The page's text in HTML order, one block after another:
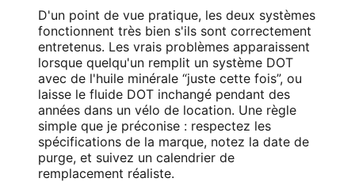
D'un point de vue pratique, les deux systèmes
fonctionnent très bien s'ils sont correctement
entretenus. Les vrais problèmes apparaissent
lorsque quelqu'un remplit un système DOT
avec de l'huile minérale “juste cette fois”, ou
laisse le fluide DOT inchangé pendant des
années dans un vélo de location. Une règle
simple que je préconise : respectez les
spécifications de la marque, notez la date de
purge, et suivez un calendrier de
remplacement réaliste.